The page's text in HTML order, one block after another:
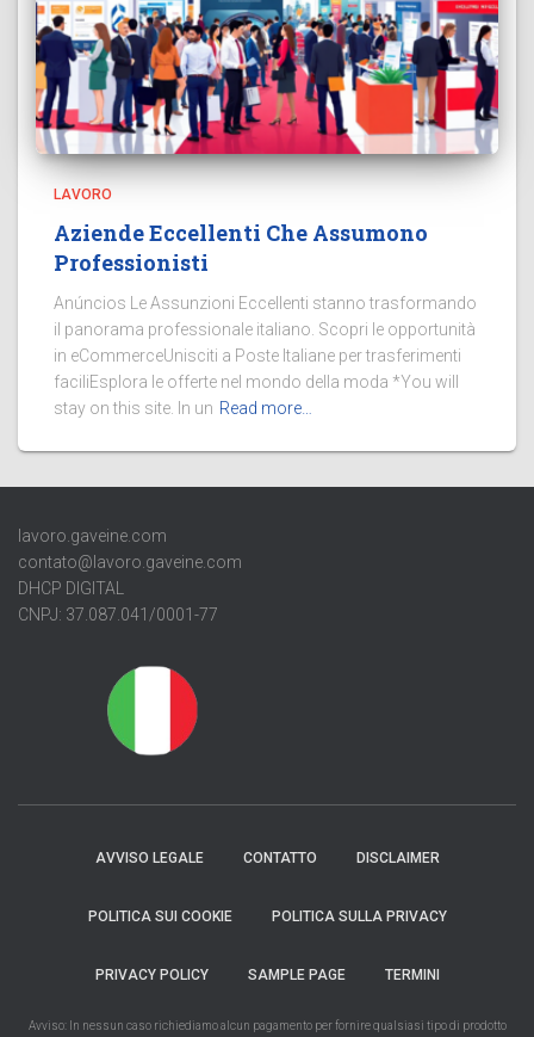
LAVORO
Aziende Eccellenti Che Assumono
Professionisti
Anúncios Le Assunzioni Eccellenti stanno trasformando
il panorama professionale italiano. Scopri le opportunità
in eCommerceUnisciti a Poste Italiane per trasferimenti
faciliEsplora le offerte nel mondo della moda *You will
stay on this site. In un Read more…
lavoro.gaveine.com
contato@lavoro.gaveine.com
DHCP DIGITAL
CNPJ: 37.087.041/0001-77
AVVISO LEGALE CONTATTO DISCLAIMER
POLITICA SUI COOKIE POLITICA SULLA PRIVACY
PRIVACY POLICY SAMPLE PAGE TERMINI
Avviso: In nessun caso richiediamo alcun pagamento per fornire qualsiasi tipo di prodotto